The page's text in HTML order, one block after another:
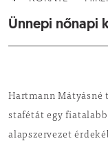
Ünnepi nőnapi
Hartmann Mátyásné
stafétát egy
alapszervezet